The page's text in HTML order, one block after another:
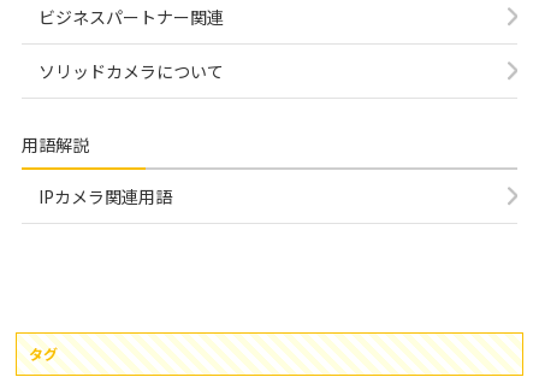
ビジネスパートナー関連
ソリッドカメラについて
用語解説
IPカメラ関連用語
タグ